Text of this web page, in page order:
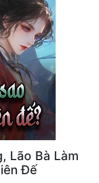
Lão Bà Làm
Đế